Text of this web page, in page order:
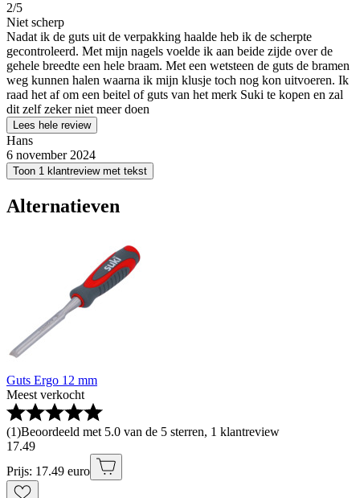
2/5
Niet scherp
Nadat ik de guts uit de verpakking haalde heb ik de scherpte
gecontroleerd. Met mijn nagels voelde ik aan beide zijde over de
gehele breedte een hele braam. Met een wetsteen de guts de bramen
weg kunnen halen waarna ik mijn klusje toch nog kon uitvoeren. Ik
raad het af om een beitel of guts van het merk Suki te kopen en zal
dit zelf zeker niet meer doen
Lees hele review
Hans
6 november 2024
Toon 1 klantreview met tekst
Alternatieven
Guts Ergo 12 mm
Meest verkocht
(1)Beoordeeld met 5.0 van de 5 sterren, 1 klantreview
17.49
Prijs: 17.49 euro